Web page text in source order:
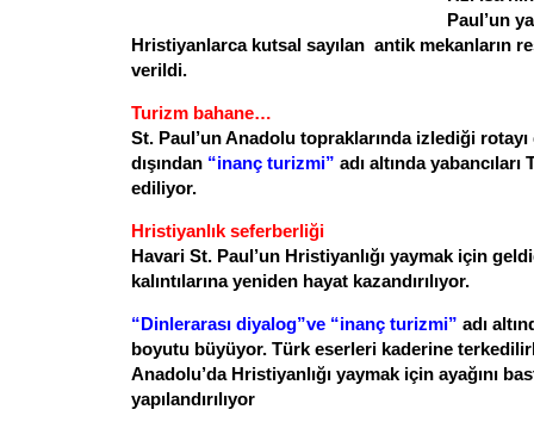
Paul’un
Hristiyanlarca kutsal sayılan antik mekanların
verildi.
Turizm bahane…
St. Paul’un Anadolu topraklarında izlediği
dışından “inanç turizmi” adı altında yabancıları
ediliyor.
Hristiyanlık seferberliği
Havari St. Paul’un Hristiyanlığı yaymak için
kalıntılarına yeniden hayat kazandırılıyor.
“Dinlerarası diyalog”ve “inanç turizmi” adı
boyutu büyüyor. Türk eserleri kaderine
Anadolu’da Hristiyanlığı yaymak için ayağını
yapılandırılıyor